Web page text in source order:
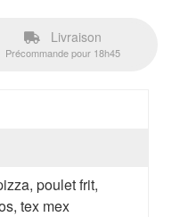
Livraison
Précommande pour 18h45
poulet frit,
tex mex